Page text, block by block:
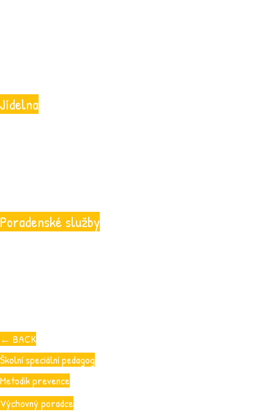
Jídelna
Poradenské služby
← BACK
Školní speciální pedagog
Metodik prevence
Výchovný poradce